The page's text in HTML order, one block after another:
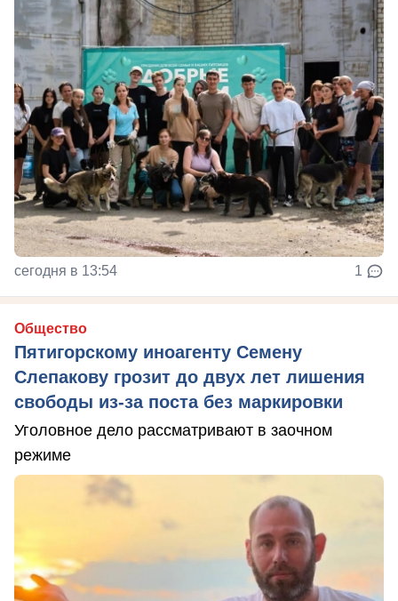
сегодня в 13:54 1
Общество
Пятигорскому иноагенту Семену
Слепакову грозит до двух лет лишения
свободы из-за поста без маркировки
Уголовное дело рассматривают в заочном
режиме